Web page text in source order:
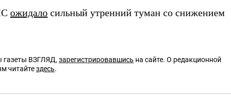
ожидало сильный утренний туман со снижением
газеты ВЗГЛЯД, зарегистрировавшись на сайте. О редакционной
читайтездесь.